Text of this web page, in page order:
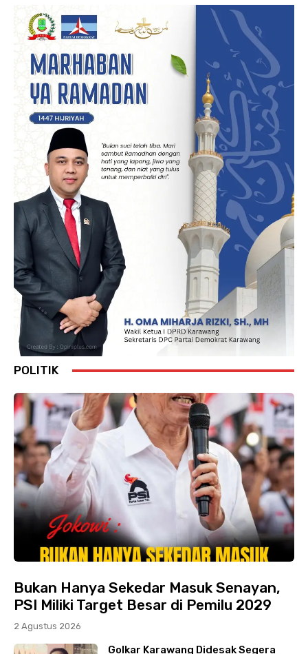
POLITIK
Bukan Hanya Sekedar Masuk Senayan,
PSI Miliki Target Besar di Pemilu 2029
2 Agustus 2026
Golkar Karawang Didesak Segera